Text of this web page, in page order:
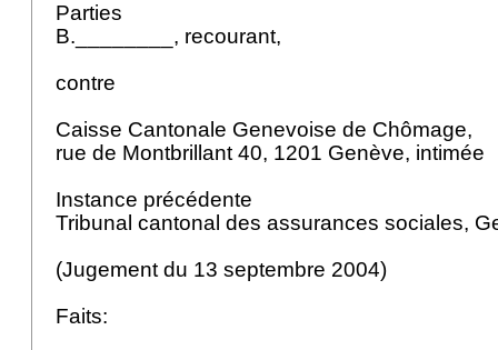
Parties
B.________, recourant,
contre
Caisse Cantonale Genevoise de Chômage,
rue de Montbrillant 40, 1201 Genève, intimée
Instance précédente
Tribunal cantonal des assurances sociales,
(Jugement du 13 septembre 2004)
Faits: